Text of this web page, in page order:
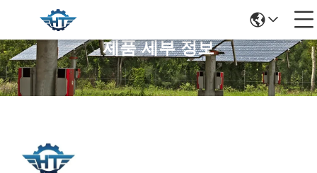
제품 세부 정보